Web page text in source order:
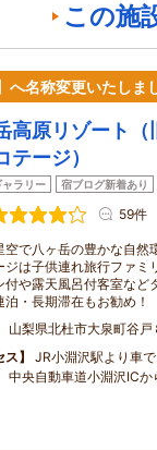
この施
へ名称変更いたしま
高原リゾート
テージ）
ャラリー 宿ブログ新着あり
59件
空で八ヶ岳の豊かな自然
ジは子供連れ旅行ファミ
付や露天風呂付客室など
泊・長期滞在もお勧め！
山梨県北杜市大泉町谷戸
ス
JR小淵沢駅より車
中央自動車道小淵沢IC